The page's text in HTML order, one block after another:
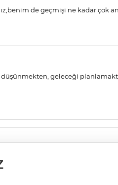
de geçmişi ne kadar çok
düşünmekten, geleceği